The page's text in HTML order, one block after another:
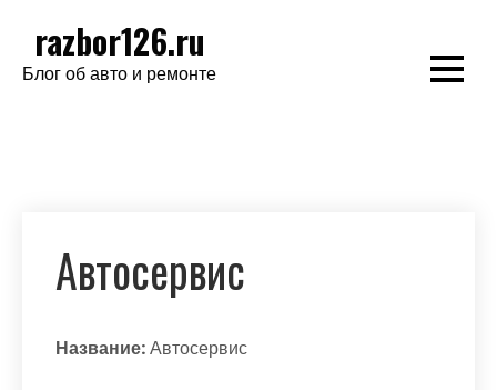
содержимому
razbor126.ru
Блог об авто и ремонте
Автосервис
Название:Автосервис